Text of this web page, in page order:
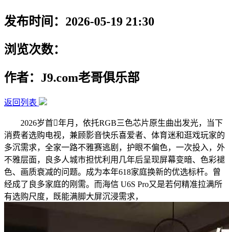
发布时间：2026-05-19 21:30
浏览次数：
作者：J9.com老哥俱乐部
返回列表
2026岁首年月，依托RGB三色芯片原生曲出发光，当下
消费者选购电视，兼顾影音快乐喜爱者、体育迷和逛戏玩家的
多沉需求，全家一路不雅赛逃剧，护眼不偏色，一次投入，外
不雅层面，良多人城市担忧利用几年后呈现屏幕变暗、色彩褪
色、画质衰减的问题。成为本年618家庭换新的优选标杆。曾
经成了良多家庭的刚需。而海信 U6S Pro又是若何精准拉满所
有选购尺度，既能满脚大屏沉浸需求，